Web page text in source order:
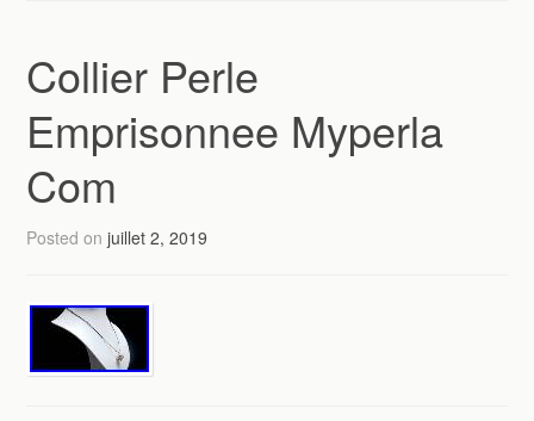
Collier Perle
Emprisonnee Myperla
Com
Posted onjuillet 2, 2019